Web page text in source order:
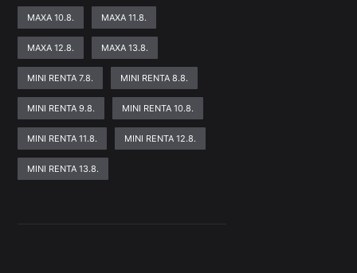
MAXA 10.8. MAXA 11.8.
MAXA 12.8. MAXA 13.8.
MINI RENTA 7.8. MINI RENTA 8.8.
MINI RENTA 9.8. MINI RENTA 10.8.
MINI RENTA 11.8. MINI RENTA 12.8.
MINI RENTA 13.8.